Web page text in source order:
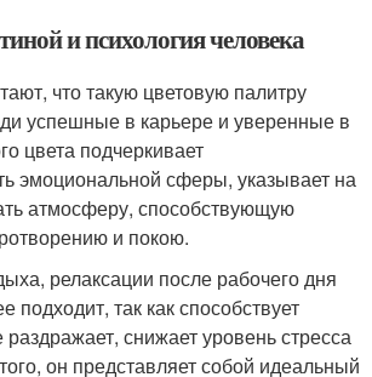
и психология человека
что такую цветовую палитру
успешные в карьере и уверенные в
цвета подчеркивает
эмоциональной сферы, указывает на
атмосферу, способствующую
и покою.
релаксации после рабочего дня
подходит, так как способствует
снижает уровень стресса
он представляет собой идеальный